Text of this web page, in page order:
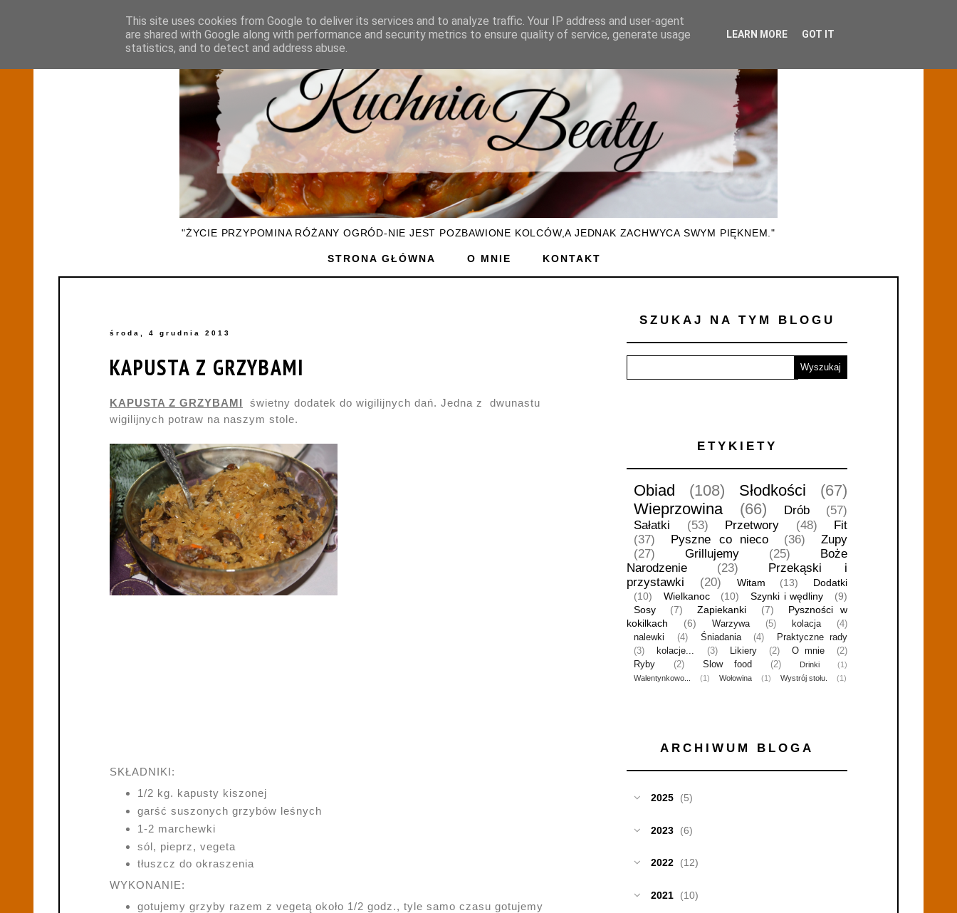
"ŻYCIE PRZYPOMINA RÓŻANY OGRÓD-NIE JEST POZBAWIONE KOLCÓW,A JEDNAK ZACHWYCA SWYM PIĘKNEM."
STRONA GŁÓWNA O MNIE KONTAKT
środa, 4 grudnia 2013
KAPUSTA Z GRZYBAMI
KAPUSTA Z GRZYBAMI świetny dodatek do wigilijnych dań. Jedna z dwunastu
wigilijnych potraw na naszym stole.
SKŁADNIKI:
1/2 kg. kapusty kiszonej
garść suszonych grzybów leśnych
1-2 marchewki
sól, pieprz, vegeta
tłuszcz do okraszenia
WYKONANIE:
gotujemy grzyby razem z vegetą około 1/2 godz., tyle samo czasu gotujemy
SZUKAJ NA TYM BLOGU
ETYKIETY
Obiad (108) Słodkości
(67)
Wieprzowina
(66) Drób
(57)
Sałatki
(53) Przetwory (48)
Fit
(37)
Pyszne co nieco (36)
Zupy
(27)
Grillujemy (25)
Boże
Narodzenie
(23)
Przekąski i
przystawki
(20) Witam (13)
Dodatki
(10)
Wielkanoc (10) Szynki i wędliny
(9)
Sosy
(7) Zapiekanki (7)
Pyszności w
kokilkach
(6) Warzywa (5) kolacja
(4)
nalewki
(4) Śniadania (4)
Praktyczne rady
(3)
kolacje... (3) Likiery (2) O mnie
(2)
Ryby
(2) Slow food (2) Drinki
(1)
Walentynkowo...
(1) Wołowina (1) Wystrój stołu. (1)
ARCHIWUM BLOGA
2025 (5)
2023 (6)
2022 (12)
2021 (10)
This site uses cookies from Google to deliver its services and to analyze traffic. Your IP address and user-agent
are shared with Google along with performance and security metrics to ensure quality of service, generate usage
statistics, and to detect and address abuse.
LEARN MORE GOT IT